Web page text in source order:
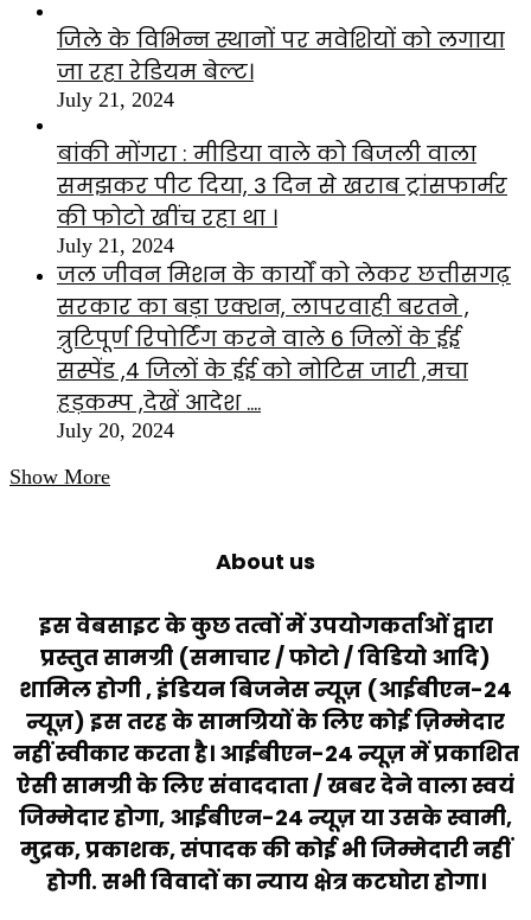
जिले के विभिन्न स्थानों पर मवेशियों को लगाया
जा रहा रेडियम बेल्ट।
July 21, 2024
बांकी मोंगरा : मीडिया वाले को बिजली वाला
समझकर पीट दिया, 3 दिन से खराब ट्रांसफार्मर
की फोटो खींच रहा था ।
July 21, 2024
जल जीवन मिशन के कार्यों को लेकर छत्तीसगढ़
सरकार का बड़ा एक्शन, लापरवाही बरतने ,
त्रुटिपूर्ण रिपोर्टिंग करने वाले 6 जिलों के ईई
सस्पेंड ,4 जिलों के ईई को नोटिस जारी ,मचा
हड़कम्प ,देखें आदेश ….
July 20, 2024
Show More
About us
इस वेबसाइट के कुछ तत्वों में उपयोगकर्ताओं द्वारा
प्रस्तुत सामग्री (समाचार / फोटो / विडियो आदि)
शामिल होगी , इंडियन बिजनेस न्यूज़ (आईबीएन-24
न्यूज़) इस तरह के सामग्रियों के लिए कोई ज़िम्मेदार
नहीं स्वीकार करता है। आईबीएन-24 न्यूज़ में प्रकाशित
ऐसी सामग्री के लिए संवाददाता / खबर देने वाला स्वयं
जिम्मेदार होगा, आईबीएन-24 न्यूज़ या उसके स्वामी,
मुद्रक, प्रकाशक, संपादक की कोई भी जिम्मेदारी नहीं
होगी. सभी विवादों का न्याय क्षेत्र कटघोरा होगा।